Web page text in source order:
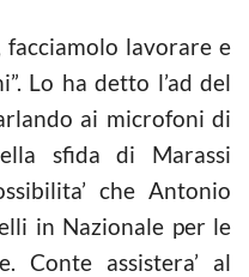
facciamolo lavorare e
Lo ha detto l’ad del
ai microfoni di
sfida di Marassi
che Antonio
in Nazionale per le
Conte assistera’ al